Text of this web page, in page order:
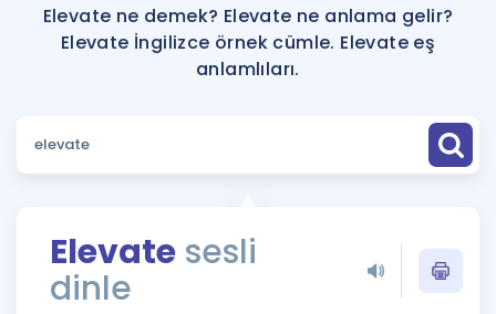
ÜYE DEĞİLİM
Faydalı Araçlar
Sözlük
Rehberlik Aracı
ÖSYM Sınav Takvimi
Hakkımızda
Elevate ne demek? Elevate ne anlama gelir?
Elevate İngilizce örnek cümle. Elevate eş
anlamlıları.
Elevate sesli
dinle